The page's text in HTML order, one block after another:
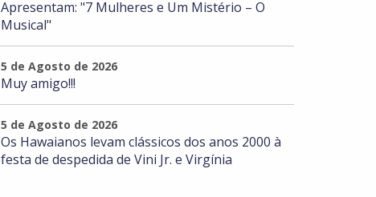
Apresentam: "7 Mulheres e Um Mistério – O
Musical"
5 de Agosto de 2026
Muy amigo!!!
5 de Agosto de 2026
Os Hawaianos levam clássicos dos anos 2000 à
festa de despedida de Vini Jr. e Virgínia